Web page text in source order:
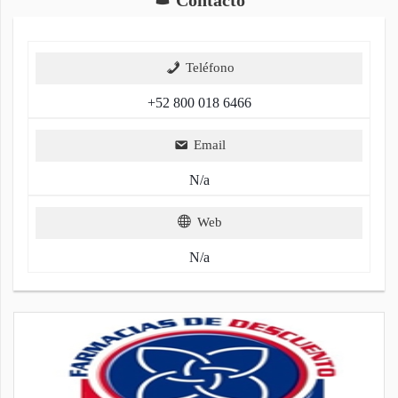
Teléfono
+52 800 018 6466
Email
N/a
Web
N/a